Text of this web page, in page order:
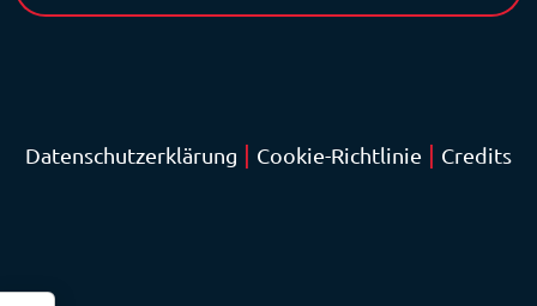
Datenschutzerklärung | Cookie-Richtlinie | Credits